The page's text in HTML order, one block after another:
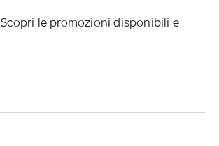
Scopri le promozioni disponibili e